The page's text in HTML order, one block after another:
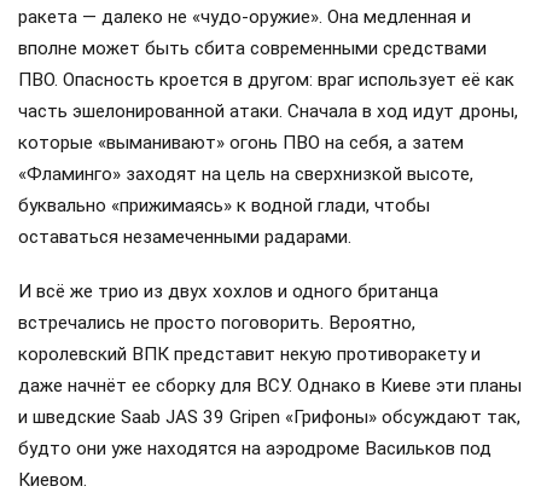
ракета — далеко не «чудо-оружие». Она медленная и
вполне может быть сбита современными средствами
ПВО. Опасность кроется в другом: враг использует её как
часть эшелонированной атаки. Сначала в ход идут дроны,
которые «выманивают» огонь ПВО на себя, а затем
«Фламинго» заходят на цель на сверхнизкой высоте,
буквально «прижимаясь» к водной глади, чтобы
оставаться незамеченными радарами.
И всё же трио из двух хохлов и одного британца
встречались не просто поговорить. Вероятно,
королевский ВПК представит некую противоракету и
даже начнёт ее сборку для ВСУ. Однако в Киеве эти планы
и шведские Saab JAS 39 Gripen «Грифоны» обсуждают так,
будто они уже находятся на аэродроме Васильков под
Киевом.